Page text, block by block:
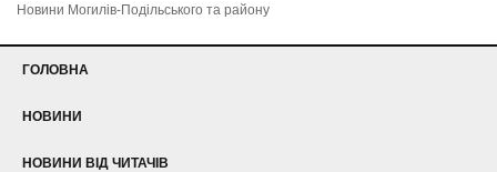
Новини Могилів-Подільського та району
ГОЛОВНА
НОВИНИ
НОВИНИ ВІД ЧИТАЧІВ